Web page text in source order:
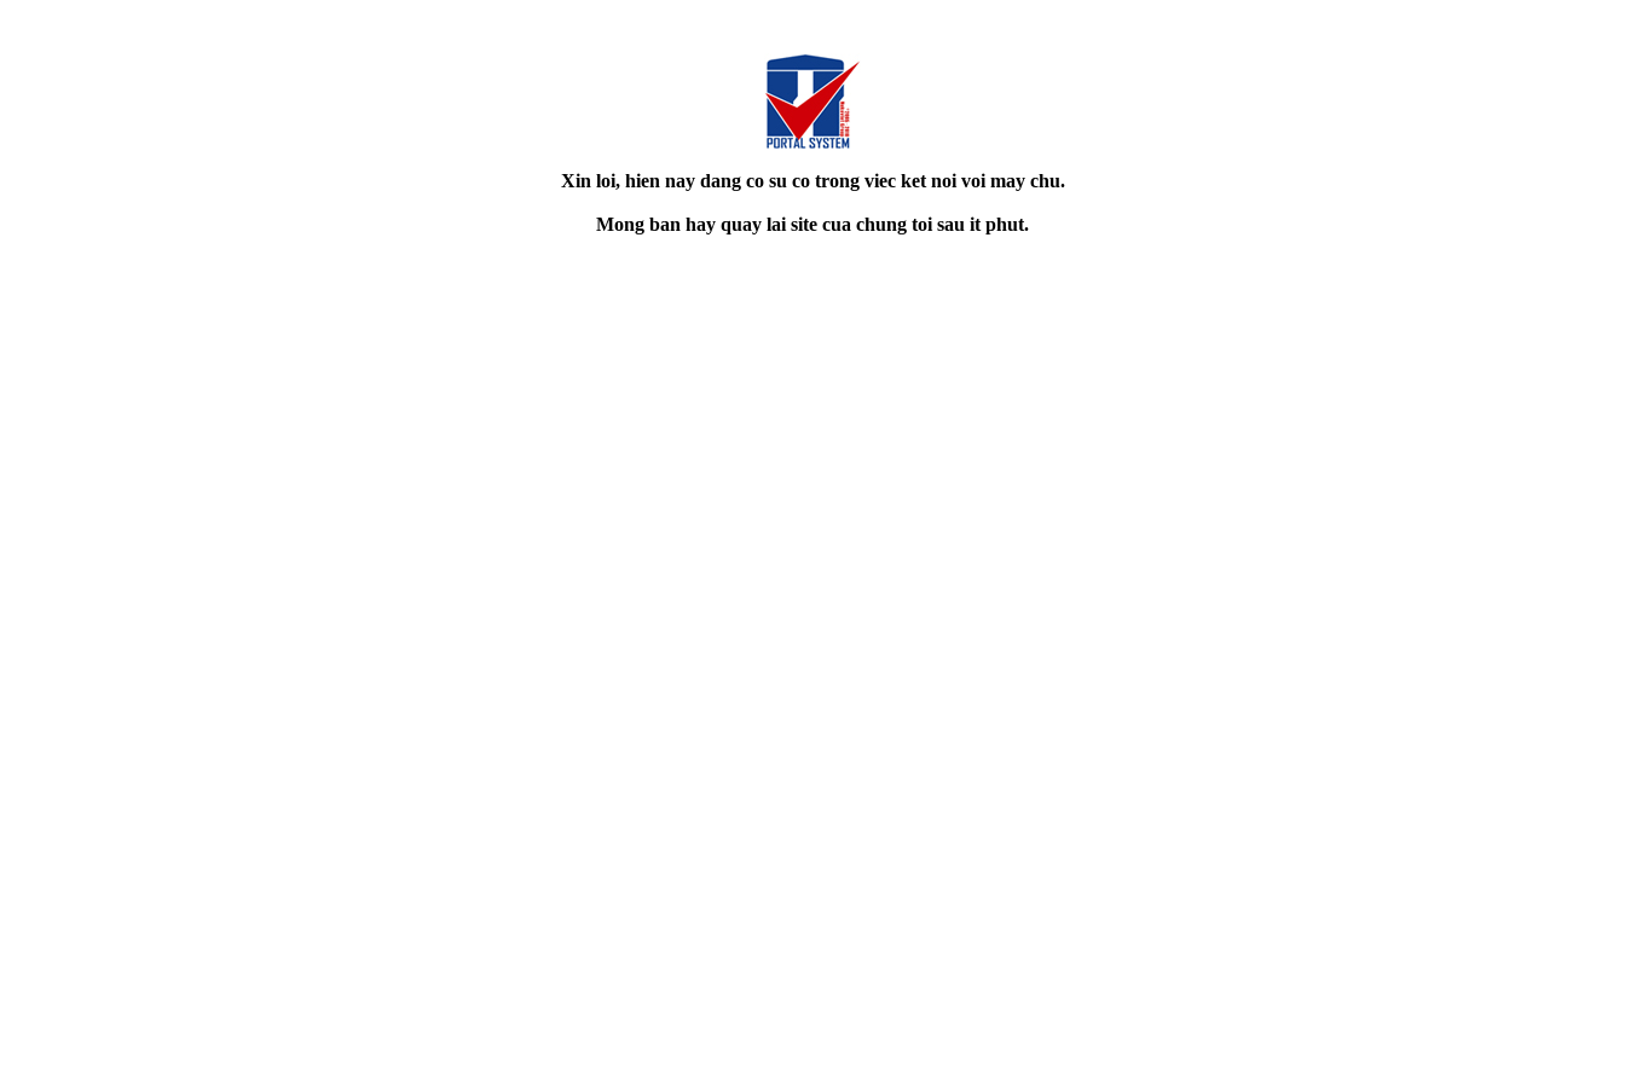
Xin loi, hien nay dang co su co trong viec ket noi voi may chu.
Mong ban hay quay lai site cua chung toi sau it phut.